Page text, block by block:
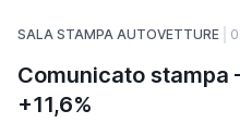
SALA STAMPA AUTOVETTURE
Comunicato stampa
+11,6%